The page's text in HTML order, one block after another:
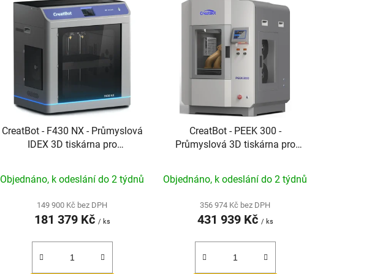
CreatBot - F430 NX - Průmyslová
IDEX 3D tiskárna pro
Objednáno, k odeslání do 2 týdnů
149 900 Kč bez DPH
181 379 Kč / ks
CreatBot - PEEK 300 -
Průmyslová 3D tiskárna pro
Objednáno, k odeslání do 2 týdnů
356 974 Kč bez DPH
431 939 Kč / ks